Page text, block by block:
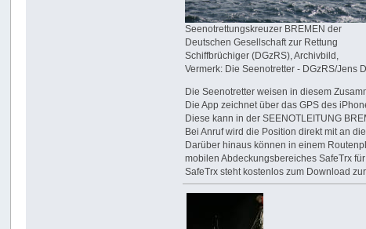
Seenotrettungskreuzer BREMEN der
Deutschen Gesellschaft zur Rettung
Schiffbrüchiger (DGzRS), Archivbild,
Vermerk: Die Seenotretter - DGzRS/Jens
Die Seenotretter weisen in diesem
Die App zeichnet über das GPS des
Diese kann in der SEENOTLEITUNG
Bei Anruf wird die Position direkt mit an
Darüber hinaus können in einem
mobilen Abdeckungsbereiches SafeTrx
SafeTrx steht kostenlos zum Download